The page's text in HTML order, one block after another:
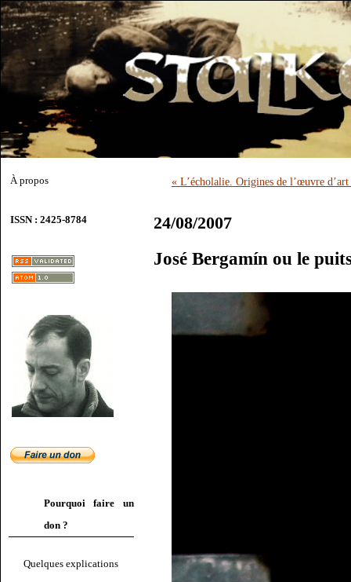
À propos
ISSN : 2425-8784
Pourquoi faire un
don ?
Quelques explications
« L’écholalie. Origines de l’œuvre
24/08/2007
José Bergamín ou le